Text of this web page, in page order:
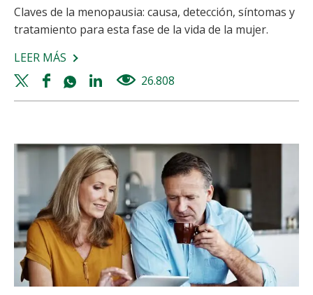
Claves de la menopausia: causa, detección, síntomas y
tratamiento para esta fase de la vida de la mujer.
LEER MÁS SOBRE
MENOPAUSIA:
CONÓCELA
CON
NATURALIDAD
Twitter
share
Facebook
share
Whatsapp
share
Linkedin
share
26.808